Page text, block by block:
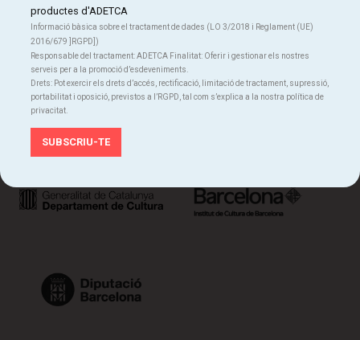
Organitza:
productes d'ADETCA
Informació bàsica sobre el tractament de dades (LO 3/2018 i Reglament (UE)
2016/679 ]RGPD])
Responsable del tractament: ADETCA Finalitat: Oferir i gestionar els nostres
serveis per a la promoció d’esdeveniments.
Drets: Pot exercir els drets d’accés, rectificació, limitació de tractament, supressió,
portabilitat i oposició, previstos a l’RGPD, tal com s’explica a la nostra política de
privacitat.